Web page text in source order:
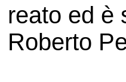
reato ed è
Roberto